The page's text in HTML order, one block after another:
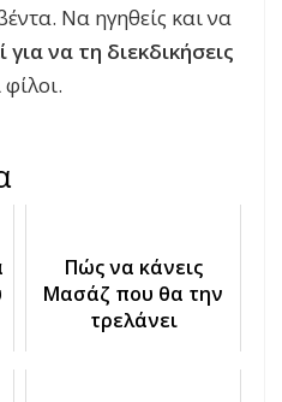
Να ηγηθείς και να
για να τη διεκδικήσεις
φίλοι.
Πώς να κάνεις
Μασάζ που θα την
τρελάνει